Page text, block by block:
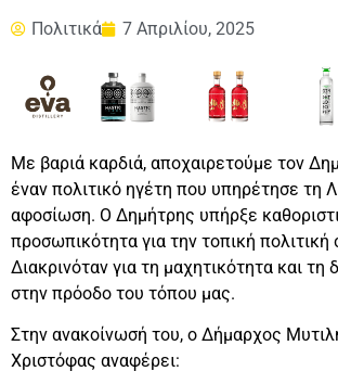
Πολιτικά 7 Απριλίου, 2025
Με βαριά καρδιά, αποχαιρετούμε τον
έναν πολιτικό ηγέτη που υπηρέτησε τη
αφοσίωση. Ο Δημήτρης υπήρξε
προσωπικότητα για την τοπική πολιτική
Διακρινόταν για τη μαχητικότητα και τη
στην πρόοδο του τόπου μας.
Στην ανακοίνωσή του, ο Δήμαρχος
Χριστόφας αναφέρει: